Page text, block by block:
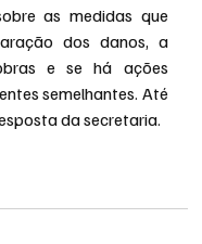
as medidas que
dos danos, a
e se há ações
semelhantes. Até
da secretaria.